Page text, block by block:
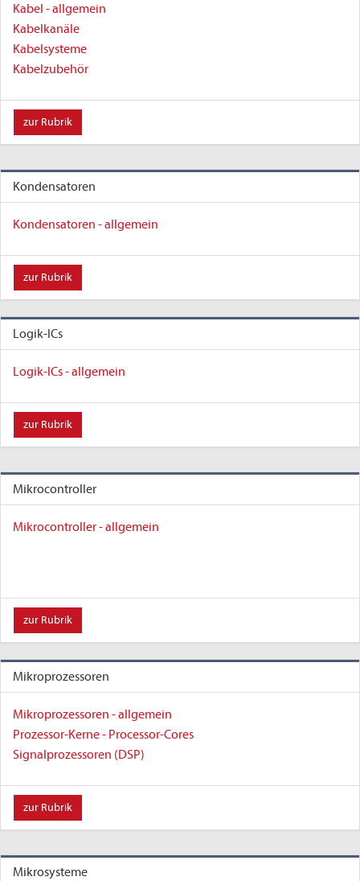
Kabel - allgemein
Kabelkanäle
Kabelsysteme
Kabelzubehör
zur Rubrik
Kondensatoren
Kondensatoren - allgemein
zur Rubrik
Logik-ICs
Logik-ICs - allgemein
zur Rubrik
Mikrocontroller
Mikrocontroller - allgemein
zur Rubrik
Mikroprozessoren
Mikroprozessoren - allgemein
Prozessor-Kerne - Processor-Cores
Signalprozessoren (DSP)
zur Rubrik
Mikrosysteme